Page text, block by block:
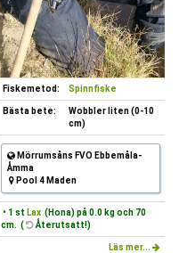
Fiskemetod: Spinnfiske
Bästa bete:
Wobbler liten (0-10
cm)
Mörrumsåns FVO Ebbemåla-
Åmma
Pool 4 Maden
• 1 st Lax (Hona) på 0.0 kg och 70
cm. (
Återutsatt!)
Läs mer...